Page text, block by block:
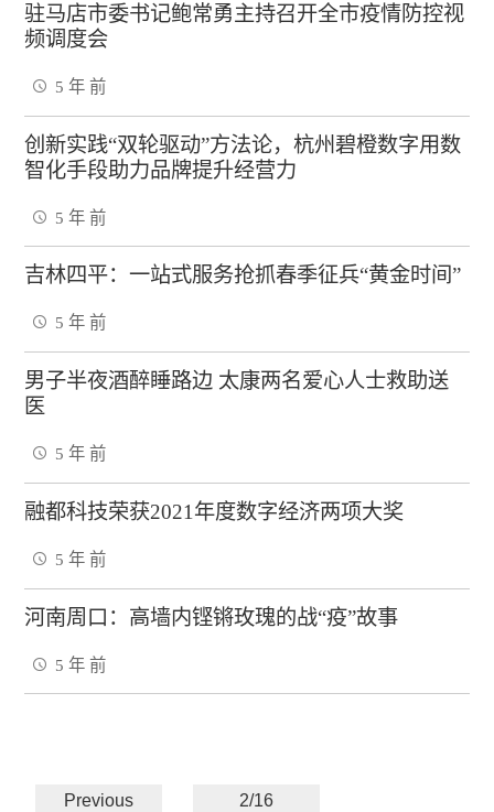
驻马店市委书记鲍常勇主持召开全市疫情防控视
频调度会
5 年 前
创新实践“双轮驱动”方法论，杭州碧橙数字用数
智化手段助力品牌提升经营力
5 年 前
吉林四平：一站式服务抢抓春季征兵“黄金时间”
5 年 前
男子半夜酒醉睡路边 太康两名爱心人士救助送
医
5 年 前
融都科技荣获2021年度数字经济两项大奖
5 年 前
河南周口：高墙内铿锵玫瑰的战“疫”故事
5 年 前
Previous 2/16